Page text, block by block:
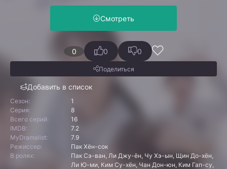
Смотреть
0
Добавить в список
0 0
Поделиться
Сезон:
1
Серия:
8
Всего серий:
16
IMDB:
7.2
MyDramalist:
7.9
Режиссер:
Пак Хён-сок
В ролях:
Пак Сэ-ван, Ли Джу-ён, Чу Хэ-ын, Щин До-хён,
Ли Ю-ми, Ким Су-хён, Чан Дон-юн, Ким Гап-су,